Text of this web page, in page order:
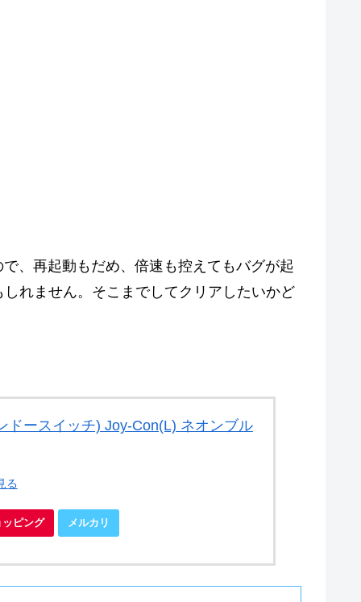
、再起動もだめ、倍速も控えてもバグが起
れません。そこまでしてクリアしたいかど
ドースイッチ) Joy-Con(L) ネオンブル
る
ピング メルカリ